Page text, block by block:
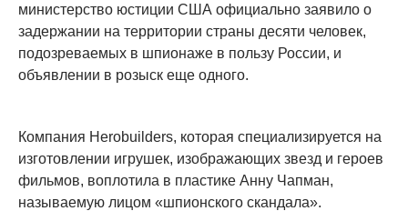
министерство юстиции США официально заявило о
задержании на территории страны десяти человек,
подозреваемых в шпионаже в пользу России, и
объявлении в розыск еще одного.
Компания Herobuilders, которая специализируется на
изготовлении игрушек, изображающих звезд и героев
фильмов, воплотила в пластике Анну Чапман,
называемую лицом «шпионского скандала».